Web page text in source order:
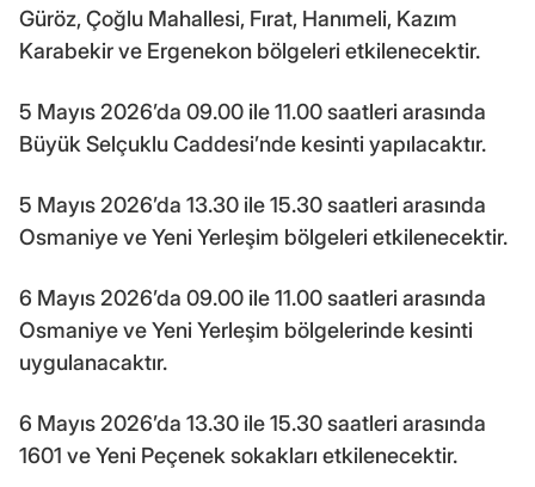
Güröz, Çoğlu Mahallesi, Fırat, Hanımeli, Kazım
Karabekir ve Ergenekon bölgeleri etkilenecektir.
5 Mayıs 2026’da 09.00 ile 11.00 saatleri arasında
Büyük Selçuklu Caddesi’nde kesinti yapılacaktır.
5 Mayıs 2026’da 13.30 ile 15.30 saatleri arasında
Osmaniye ve Yeni Yerleşim bölgeleri etkilenecektir.
6 Mayıs 2026’da 09.00 ile 11.00 saatleri arasında
Osmaniye ve Yeni Yerleşim bölgelerinde kesinti
uygulanacaktır.
6 Mayıs 2026’da 13.30 ile 15.30 saatleri arasında
1601 ve Yeni Peçenek sokakları etkilenecektir.